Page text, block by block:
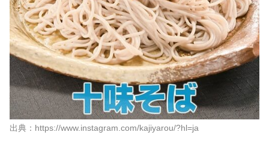
出典：https://www.instagram.com/kajiyarou/?hl=ja